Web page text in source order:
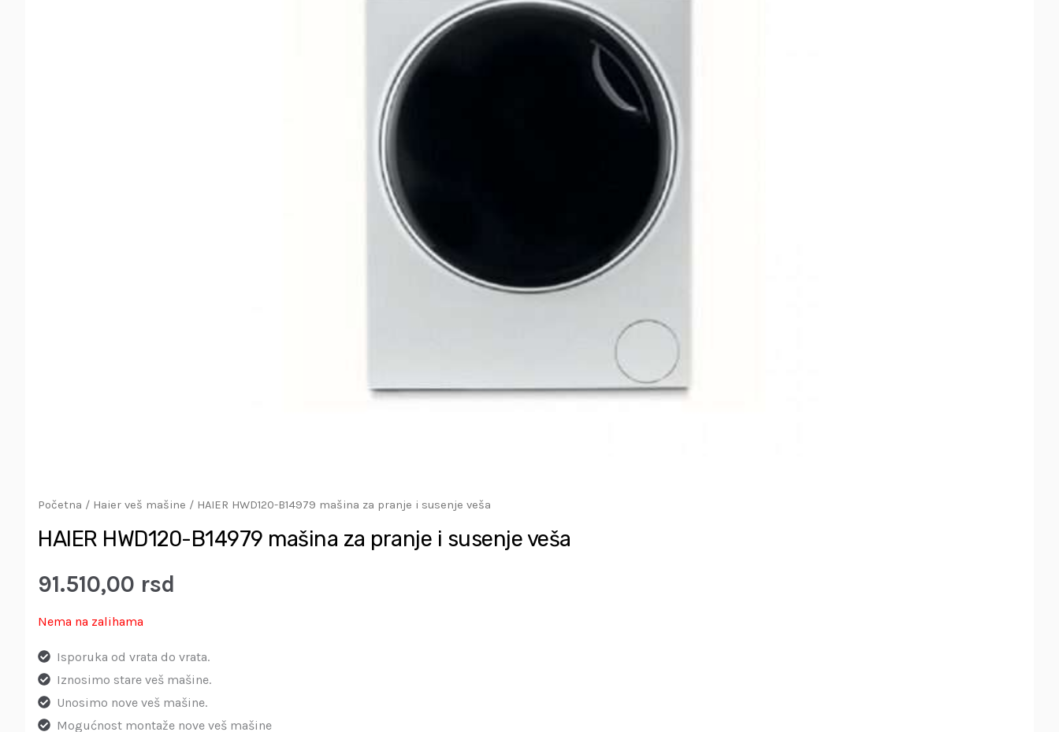
Početna / Haier veš mašine / HAIER HWD120-B14979 mašina za pranje i susenje veša
HAIER HWD120-B14979 mašina za pranje i susenje veša
91.510,00 rsd
Nema na zalihama
Isporuka od vrata do vrata.
Iznosimo stare veš mašine.
Unosimo nove veš mašine.
Mogućnost montaže nove veš mašine